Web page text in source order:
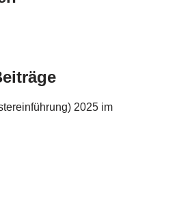
2025 im